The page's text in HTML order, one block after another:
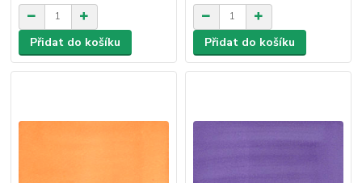
Přidat do košíku Přidat do košíku